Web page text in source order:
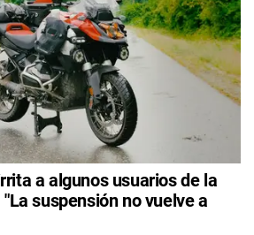
a algunos usuarios de la
"La suspensión no vuelve a